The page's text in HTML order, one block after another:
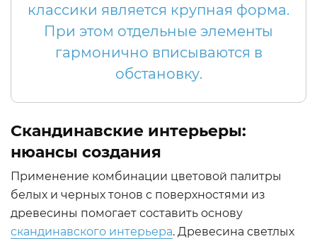
классики является крупная форма.
При этом отдельные элементы
гармонично вписываются в
обстановку.
Скандинавские интерьеры:
нюансы создания
Применение комбинации цветовой палитры
белых и черных тонов с поверхностями из
древесины помогает составить основу
скандинавского интерьера. Древесина светлых